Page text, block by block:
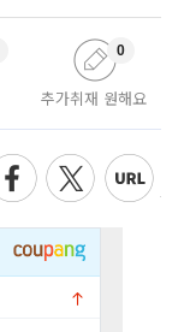
추가취재 원해요
0